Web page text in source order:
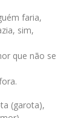
faria,
sim,
que não se
(garota),